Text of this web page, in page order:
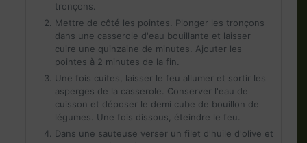
tronçons.
Mettre de côté les pointes. Plonger les tronçons
dans une casserole d'eau bouillante et laisser
cuire une quinzaine de minutes. Ajouter les
pointes à 2 minutes de la fin.
Une fois cuites, laisser le feu allumer et sortir les
asperges de la casserole. Conserver l'eau de
cuisson et déposer le demi cube de bouillon de
légumes. Une fois dissous, éteindre le feu.
Dans une sauteuse verser un filet d'huile d'olive et